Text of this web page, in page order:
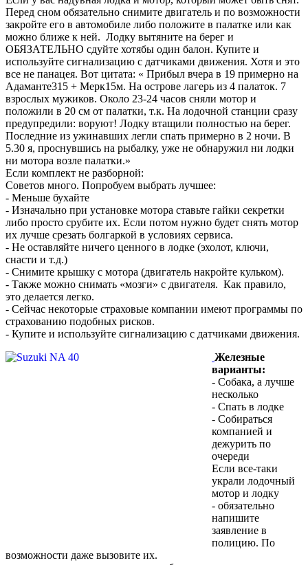
Перед сном обязательно снимите двигатель и по возможности
закройте его в автомобиле либо положите в палатке или как
можно ближе к ней. Лодку вытяните на берег и
ОБЯЗАТЕЛЬНО сдуйте хотябы один балон. Купите и
используйте сигнализацию с датчиками движения. Хотя и это
все не панацея. Вот цитата: « Прибыл вчера в 19 примерно на
Адаманте315 + Мерк15м. На острове лагерь из 4 палаток. 7
взрослых мужиков. Около 23-24 часов сняли мотор и
положили в 20 см от палатки, т.к. На лодочной станции сразу
предупредили: воруют! Лодку втащили полностью на берег.
Последние из ужинавших легли спать примерно в 2 ночи. В
5.30 я, проснувшись на рыбалку, уже не обнаружил ни лодки
ни мотора возле палатки.»
Если комплект не разборной:
Советов много. Попробуем выбрать лучшее:
- Меньше бухайте
- Изначально при установке мотора ставьте гайки секретки
либо просто срубите их. Если потом нужно будет снять мотор
их лучше срезать болгаркой в условиях сервиса.
- Не оставляйте ничего ценного в лодке (эхолот, ключи,
снасти и т.д.)
- Снимите крышку с мотора (двигатель накройте кульком).
- Также можно снимать «мозги» с двигателя. Как правило,
это делается легко.
- Сейчас некоторые страховые компании имеют программы по
страхованию подобных рисков.
- Купите и используйте сигнализацию с датчиками движения.
Железные
варианты:
- Собака, а лучше
несколько
- Спать в лодке
- Собираться
компанией и
дежурить по
очереди
Если все-таки
украли лодочный
мотор и лодку
- обязательно
напишите
заявление в
полицию. По
возможности даже вызовите их.